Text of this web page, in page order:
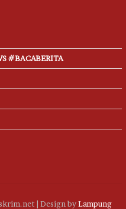
#BACABERITA
| Design byLampung